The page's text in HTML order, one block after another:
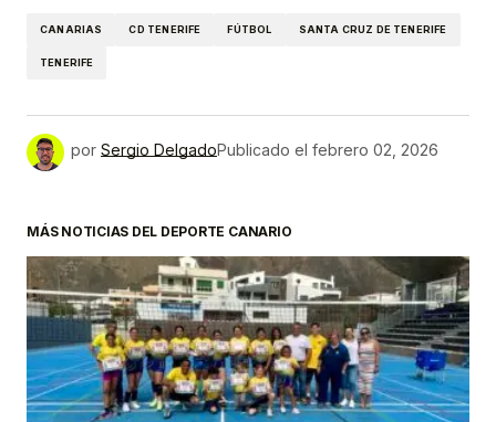
CANARIAS CD TENERIFE FÚTBOL SANTA CRUZ DE TENERIFE
TENERIFE
por Sergio DelgadoPublicado el febrero 02, 2026
MÁS NOTICIAS DEL DEPORTE CANARIO